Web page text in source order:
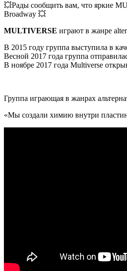
💥Рады сообщить вам, что яркие
Broadway 💥
MULTIVERSE играют в жанре
В 2015 году группа выступила в
Весной 2017 года группа
В ноябре 2017 года Multiverse
Группа играющая в жанрах
«Мы создали химию внутри